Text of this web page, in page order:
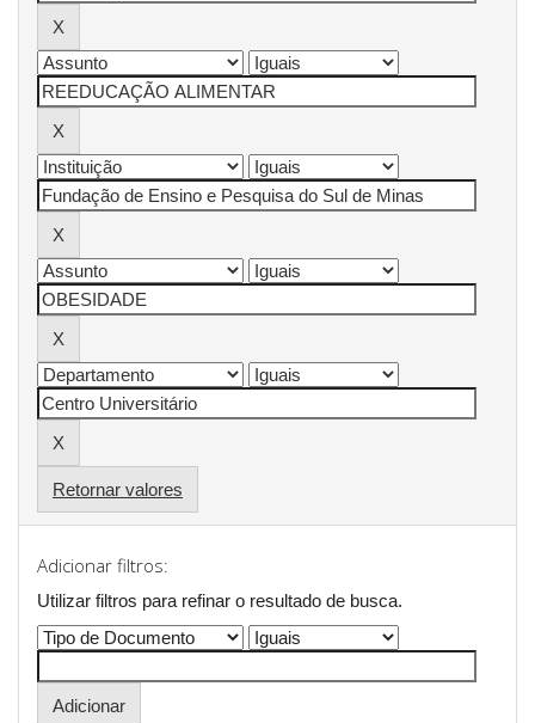
Retornar valores
Adicionar filtros:
Utilizar filtros para refinar o resultado de busca.